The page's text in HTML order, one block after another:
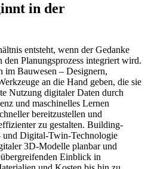
in der
entsteht, wenn der Gedanke
Planungsprozess integriert wird.
im Bauwesen – Designern,
an die Hand geben, die sie
Nutzung digitaler Daten durch
und maschinelles Lernen
bereitzustellen und
zu gestalten. Building-
Digital-Twin-Technologie
3D-Modelle planbar und
Einblick in